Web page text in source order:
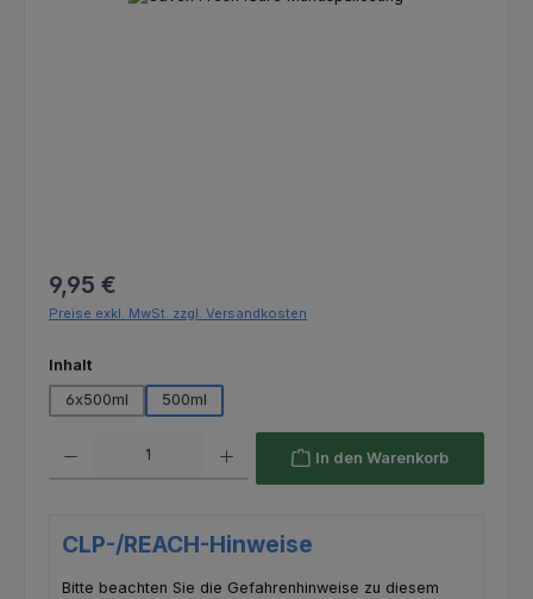
Regulärer Preis:
9,95 €
Preise exkl. MwSt. zzgl. Versandkosten
Inhaltauswählen
6x500ml
500ml
In den Warenkorb
CLP-/REACH-Hinweise
Bitte beachten Sie die Gefahrenhinweise zu diesem